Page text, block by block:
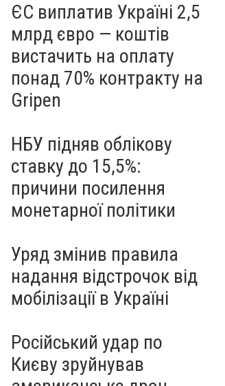
ЄС виплатив Україні 2,5
млрд євро — коштів
вистачить на оплату
понад 70% контракту на
Gripen
НБУ підняв облікову
ставку до 15,5%:
причини посилення
монетарної політики
Уряд змінив правила
надання відстрочок від
мобілізації в Україні
Російський удар по
Києву зруйнував